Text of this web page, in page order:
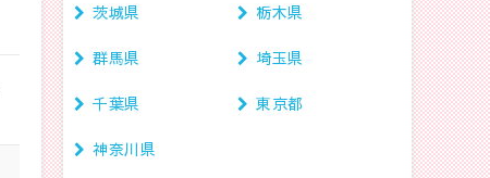
茨城県
栃木県
群馬県 埼玉県
千葉県 東京都
神奈川県